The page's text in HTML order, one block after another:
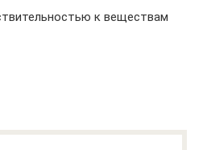
к веществам